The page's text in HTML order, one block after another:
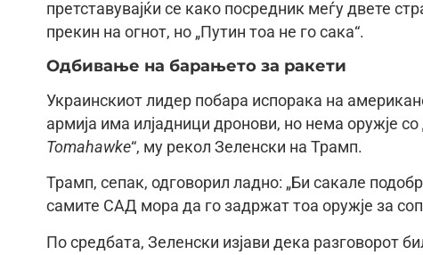
претставувајќи се како посредник меѓу двете
прекин на огнот, но „Путин тоа не го сака“.
Одбивање на барањето за ракети
Украинскиот лидер побара испорака на
армија има илјадници дронови, но нема оружје
Tomahawke“, му рекол Зеленски на Трамп.
Трамп, сепак, одговорил ладно: „Би сакале
самите САД мора да го задржат тоа оружје за
По средбата, Зеленски изјави дека разговорот